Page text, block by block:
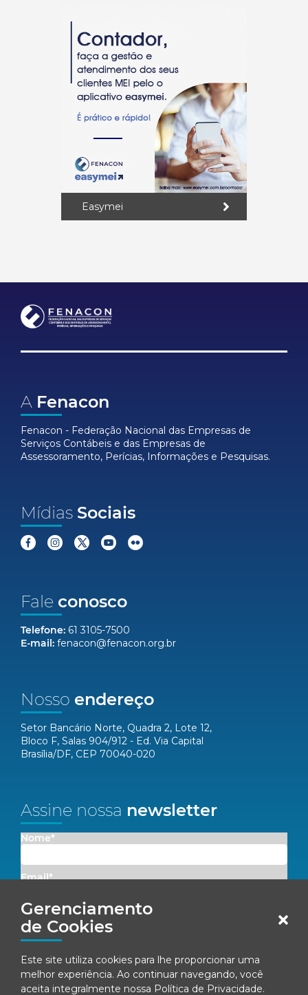
Gerenciamento
de Cookies
Este site utiliza cookies para lhe proporcionar uma
melhor experiência. Ao continuar navegando, você
aceita integralmente nossa Política de Privacidade.
Easymei
A Fenacon
Fenacon - Federação Nacional das Empresas de
Serviços Contábeis e das Empresas de
Assessoramento, Perícias, Informações e Pesquisas.
Mídias Sociais
Fale conosco
Telefone: 61 3105-7500
E-mail: fenacon@fenacon.org.br
Nosso endereço
Setor Bancário Norte, Quadra 2, Lote 12,
Bloco F, Salas 904/912 - Ed. Via Capital
Brasília/DF, CEP 70040-020
Assine nossa newsletter
Nome*
Email*
Concordo em receber comunicações da Fenacon.
Ao se inscrever, você concorda com nossaPolítica de Privacidade